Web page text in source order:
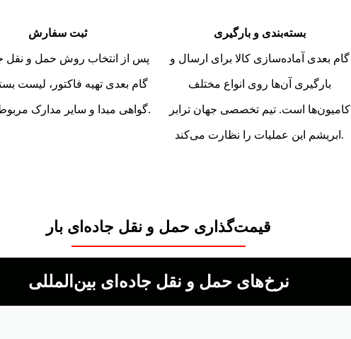
ثبت سفارش
پس از انتخاب روش حمل و نقل
گام بعدی تهیه فاکتور، لیست
گواهی مبدا و سایر مدارک مربوطه است.
بسته‌بندی و بارگیری
گام بعدی آماده‌سازی کالا برای ارسال و
بارگیری آن‌ها روی انواع مختلف
کامیون‌ها است. تیم تخصصی جهان ترابر
ابریشم این عملیات را نظارت می‌کند.
قیمت‌گذاری حمل و نقل جاده‌ای بار
نرخ‌های حمل و نقل جاده‌ای بین‌المللی